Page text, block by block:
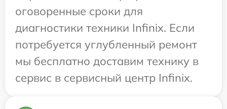
оговоренные сроки для
диагностики техники Infinix. Если
потребуется углубленный ремонт
мы бесплатно доставим технику в
сервис в сервисный центр Infinix.